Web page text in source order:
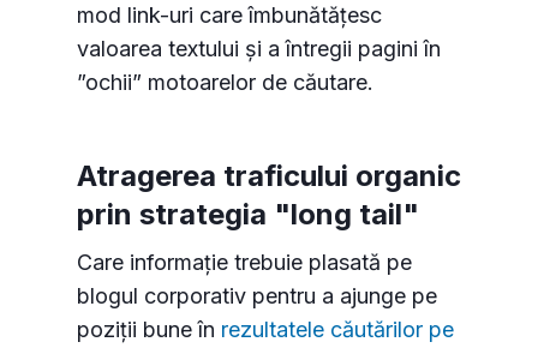
mod link-uri care îmbunătățesc
valoarea textului și a întregii pagini în
”ochii” motoarelor de căutare.
Atragerea traficului organic
prin strategia "long tail"
Care informație trebuie plasată pe
blogul corporativ pentru a ajunge pe
poziții bune în rezultatele căutărilor pe